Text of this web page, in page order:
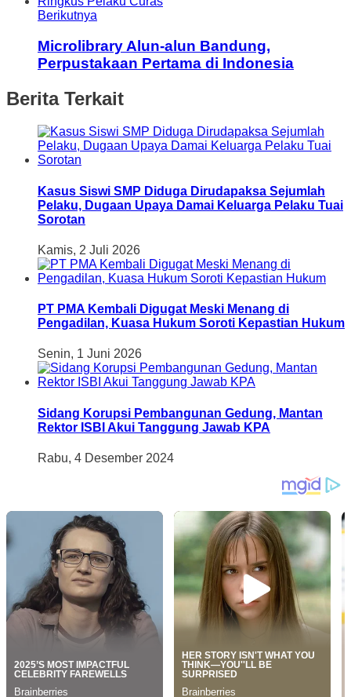
Berikutnya
Microlibrary Alun-alun Bandung,
Perpustakaan Pertama di Indonesia
Berita Terkait
Kasus Siswi SMP Diduga Dirudapaksa Sejumlah
Pelaku, Dugaan Upaya Damai Keluarga Pelaku Tuai
Sorotan
Kamis, 2 Juli 2026
PT PMA Kembali Digugat Meski Menang di
Pengadilan, Kuasa Hukum Soroti Kepastian Hukum
Senin, 1 Juni 2026
Sidang Korupsi Pembangunan Gedung, Mantan
Rektor ISBI Akui Tanggung Jawab KPA
Rabu, 4 Desember 2024